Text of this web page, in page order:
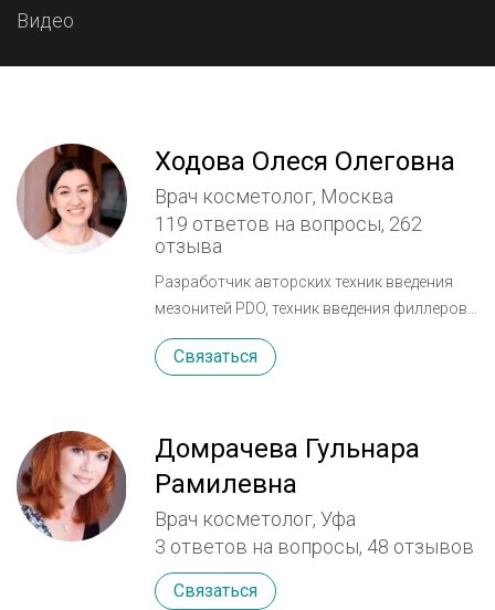
Видео
Ходова Олеся Олеговна
Врач косметолог, Москва
119 ответов на вопросы, 262
отзыва
Разработчик авторских техник введения
мезонитей PDO, техник введения филлеров,
специалист по микро- и макроканюльным
техникам введения биоревитализантов,
Постоянный докладчик всероссийских и
международных конгрессов по вопросам
косметологии, автор публикаций в
тематических журналах. Образование и
карьера 2006: окончила Северо-
Осетинскую государственную
медицинскую академию. 2006-2008:
Связаться
Домрачева Гульнара
Рамилевна
Врач косметолог, Уфа
3 ответов на вопросы, 48 отзывов
Связаться